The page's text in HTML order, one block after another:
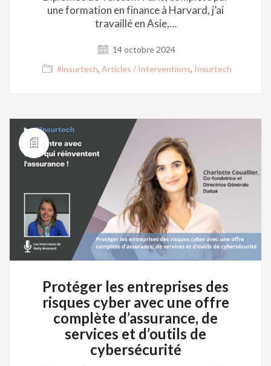
une formation en finance à Harvard, j’ai
travaillé en Asie,…
14 octobre 2024
#insurtech, Articles / Interventions, Insurtech
Protéger les entreprises des
risques cyber avec une offre
complète d’assurance, de
services et d’outils de
cybersécurité